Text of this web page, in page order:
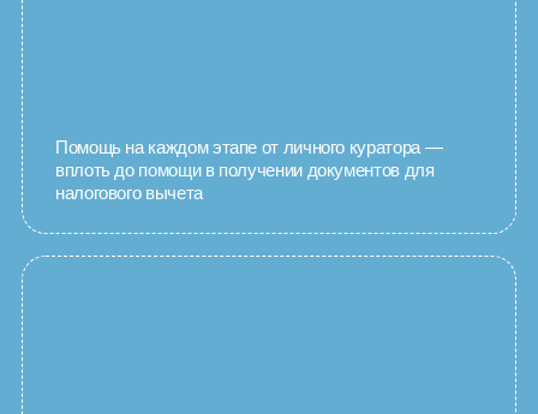
Помощь на каждом этапе от личного куратора —
вплоть до помощи в получении документов для
налогового вычета